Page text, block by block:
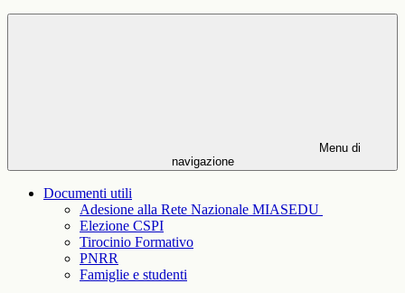
Menu di
navigazione
Documenti utili
Adesione alla Rete Nazionale MIASEDU
Elezione CSPI
Tirocinio Formativo
PNRR
Famiglie e studenti